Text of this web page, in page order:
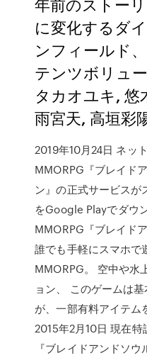
に変化するダ
ンフィールド
テンツボリュ
タカオユキ, 悠
雨宮天, 高垣彩
2019年10月24日 ネッ
MMORPG『ブレイド
ン』の正式サービスが
をGoogle Playでダウ
MMORPG『ブレイド
誰でも手軽にスマホで
MMORPG。 空中や水
ョン、 このゲームは
が、一部有料アイテム
2015年2月10日 現在特
『ブレイドアンドソ